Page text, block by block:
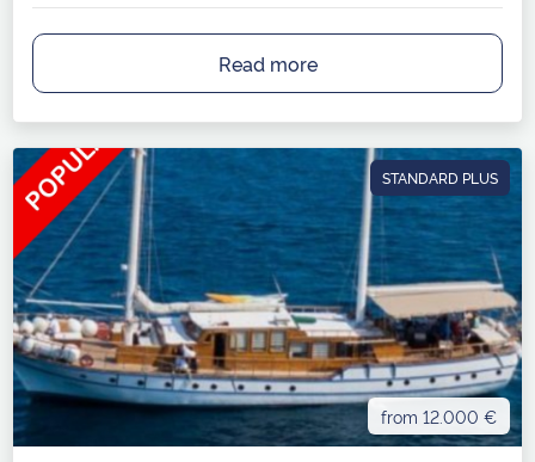
Read more
STANDARD PLUS
from 12.000 €